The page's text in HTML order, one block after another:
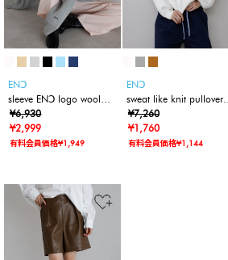
ENↃ
sleeve ENↃ logo wool
lining sweat / 裏起毛
ENↃロゴ刺繍スウェット
¥6,930
¥2,999
有料会員価格¥1,949
ENↃ
sweat like knit pullover /
スウェットライクニット
プルオーバー
¥7,260
¥1,760
有料会員価格¥1,144